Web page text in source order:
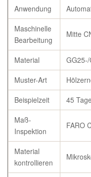
Anwendung
Maschinelle
Bearbeitung
Mitte
Material
Muster-Art
Beispielzeit
45 Tage
Maß-
Inspektion
FARO
Material
kontrollieren